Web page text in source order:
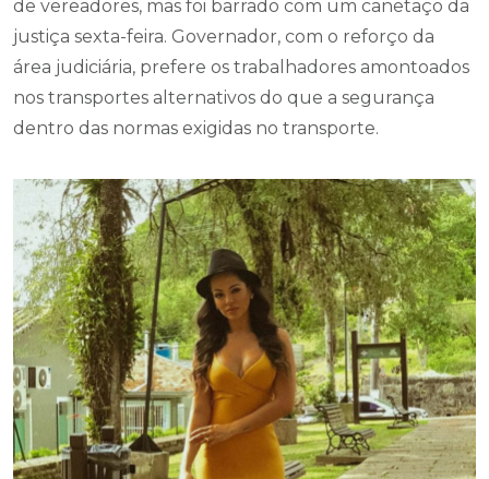
de vereadores, mas foi barrado com um canetaço da
justiça sexta-feira. Governador, com o reforço da
área judiciária, prefere os trabalhadores amontoados
nos transportes alternativos do que a segurança
dentro das normas exigidas no transporte.